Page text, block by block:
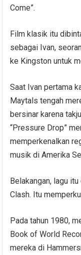
Come”.
Film klasik itu
sebagai Ivan,
ke Kingston untuk
Saat Ivan pertama
Maytals tengah
bersinar karena
“Pressure Drop”
memperkenalkan
musik di Amerika
Belakangan, lagu
Clash. Itu
Pada tahun 1980,
Book of World
mereka di